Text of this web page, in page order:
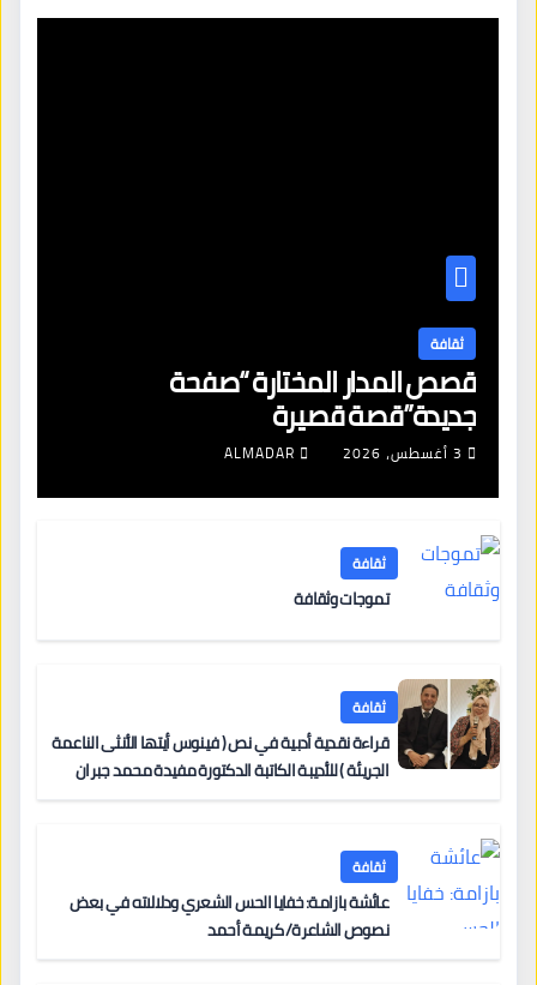
ثقافة
قصص المدار المختارة “صفحة
جديدة”قصة قصيرة
3 أغسطس، 2026 ALMADAR
ثقافة
تموجات وثقافة
ثقافة
قراءة نقدية أدبية في نص ( فينوس أيتها الأنثى الناعمة
الجريئة ) للأديبة الكاتبة الدكتورة مفيدة محمد جبران
ثقافة
عائشة بازامة: خفايا الحس الشعري ودلالاته في بعض
نصوص الشاعرة/ كريمة أحمد